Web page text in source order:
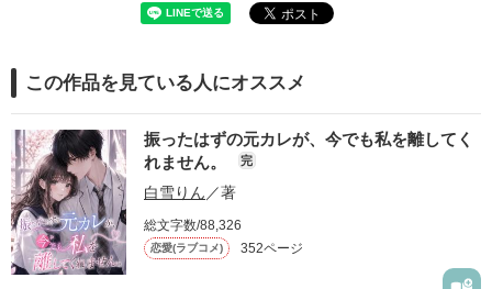
この作品を見ている人にオススメ
振ったはずの元カレが、今でも私を離してく
れません。
完
白雪りん ／著
総文字数/88,326
恋愛(ラブコメ) 352ページ